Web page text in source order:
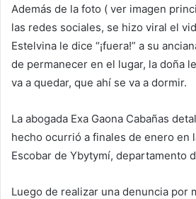
Además de la foto ( ver imagen
las redes sociales, se hizo viral el
Estelvina le dice “¡fuera!” a su
de permanecer en el lugar, la doña
va a quedar, que ahí se va a dormir.
La abogada Exa Gaona Cabañas
hecho ocurrió a finales de enero en
Escobar de Ybytymí, departamento
Luego de realizar una denuncia por